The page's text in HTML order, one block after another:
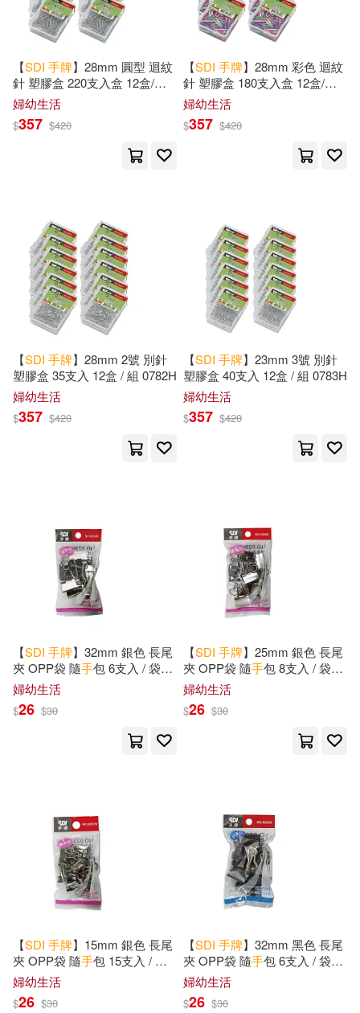
【SDI 手牌】28mm 圓型 迴紋
針 塑膠盒 220支入盒 12盒/組
0702H
婦幼生活
$357 $420
【SDI 手牌】28mm 彩色 迴紋
針 塑膠盒 180支入盒 12盒/組
0792H
婦幼生活
$357 $420
【SDI 手牌】28mm 2號 別針
塑膠盒 35支入 12盒 / 組 0782H
婦幼生活
$357 $420
【SDI 手牌】23mm 3號 別針
塑膠盒 40支入 12盒 / 組 0783H
婦幼生活
$357 $420
【SDI 手牌】32mm 銀色 長尾
夾 OPP袋 隨手包 6支入 / 袋
0234D
婦幼生活
$26 $30
【SDI 手牌】25mm 銀色 長尾
夾 OPP袋 隨手包 8支入 / 袋
0235D
婦幼生活
$26 $30
【SDI 手牌】15mm 銀色 長尾
夾 OPP袋 隨手包 15支入 / 袋
0237D
婦幼生活
$26 $30
【SDI 手牌】32mm 黑色 長尾
夾 OPP袋 隨手包 6支入 / 袋
0224D
婦幼生活
$26 $30